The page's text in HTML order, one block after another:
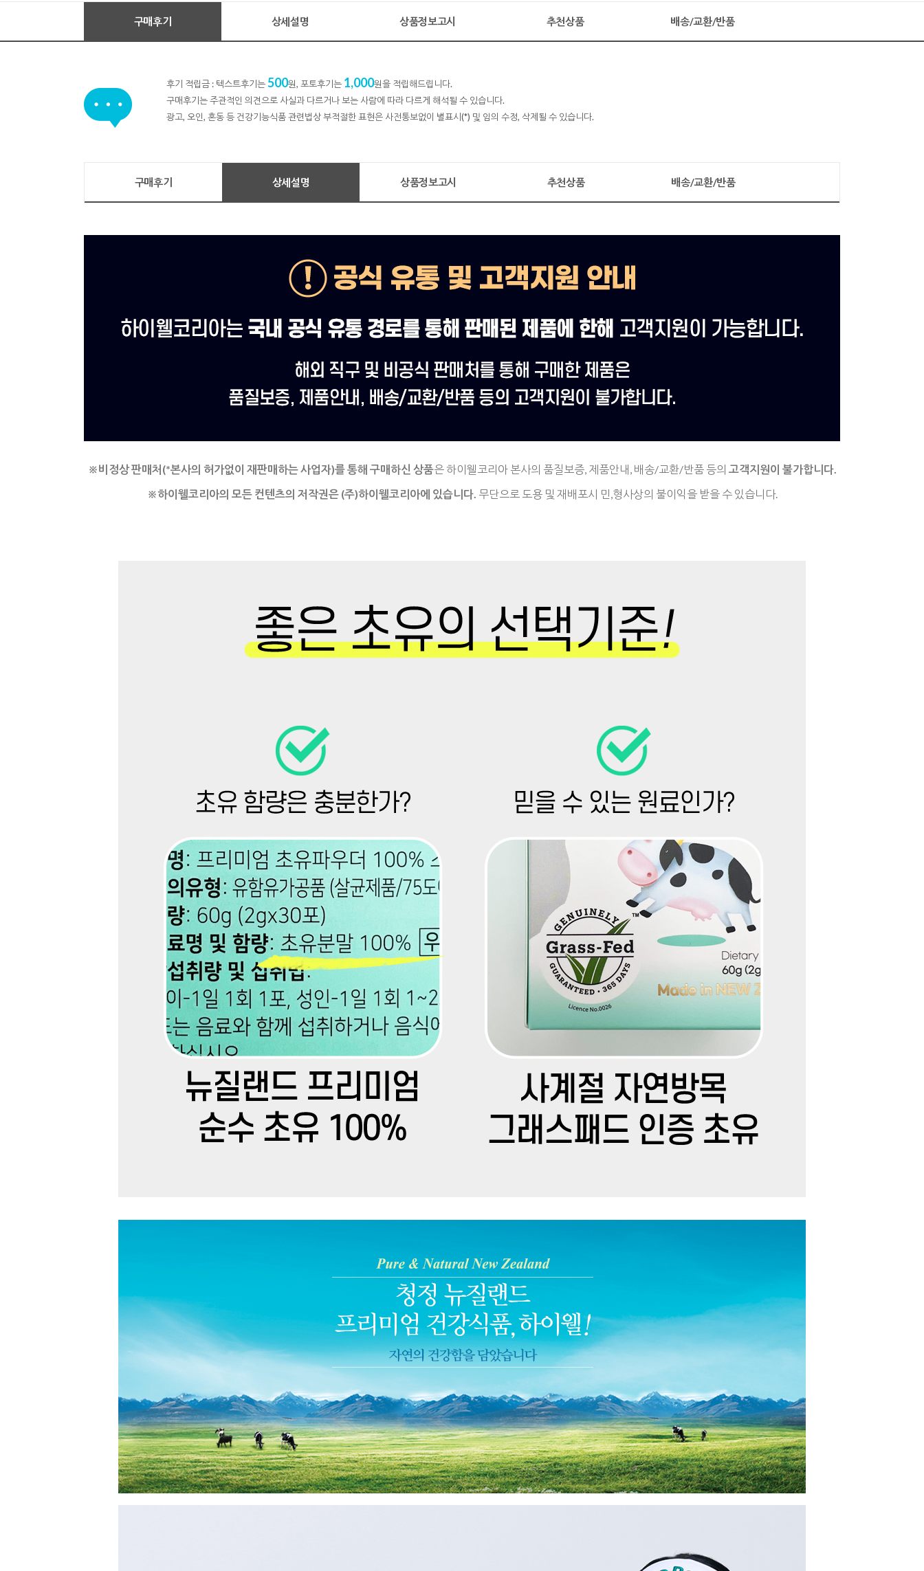
구매후기 상세설명 상품정보고시 추천상품 배송/교환/반품
후기 적립금 : 텍스트후기는500원, 포토후기는 1,000원을 적립해드립니다.
구매후기는 주관적인 의견으로 사실과 다르거나 보는 사람에 따라 다르게 해석될 수 있습니다.
광고, 오인, 혼동 등 건강기능식품 관련법상 부적절한 표현은 사전통보없이 별표시(*) 및 임의 수정, 삭제될 수 있습니다.
구매후기 상세설명 상품정보고시 추천상품 배송/교환/반품
※비정상 판매처(*본사의 허가없이 재판매하는 사업자)를통해 구매하신 상품은 하이웰코리아 본사의 품질보증, 제품안내, 배송/교환/반품 등의 고객지원이 불가합니다.
※하이웰코리아의 모든 컨텐츠의 저작권은 (주)하이웰코리아에 있습니다. 무단으로 도용 및 재배포시 민,형사상의 불이익을 받을 수 있습니다.